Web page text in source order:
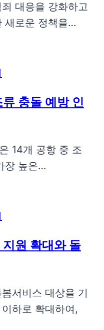
대응을 강화하고
새로운 정책을…
충돌 예방 인
14개 공항 중 조
장 높은…
원 확대와 돌
서비스 대상을 기
하로 확대하여,